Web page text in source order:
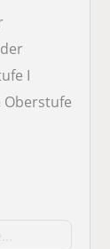
I
Oberstufe